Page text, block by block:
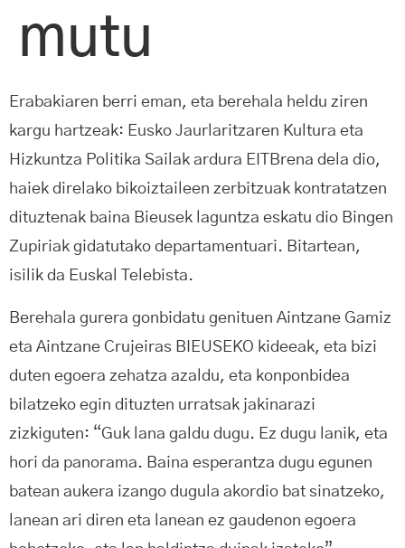
mutu
Erabakiaren berri eman, eta berehala heldu ziren
kargu hartzeak: Eusko Jaurlaritzaren Kultura eta
Hizkuntza Politika Sailak ardura EITBrena dela dio,
haiek direlako bikoiztaileen zerbitzuak kontratatzen
dituztenak baina Bieusek laguntza eskatu dio Bingen
Zupiriak gidatutako departamentuari. Bitartean,
isilik da Euskal Telebista.
Berehala gurera gonbidatu genituen Aintzane Gamiz
eta Aintzane Crujeiras BIEUSEKO kideeak, eta bizi
duten egoera zehatza azaldu, eta konponbidea
bilatzeko egin dituzten urratsak jakinarazi
zizkiguten: “Guk lana galdu dugu. Ez dugu lanik, eta
hori da panorama. Baina esperantza dugu egunen
batean aukera izango dugula akordio bat sinatzeko,
lanean ari diren eta lanean ez gaudenon egoera